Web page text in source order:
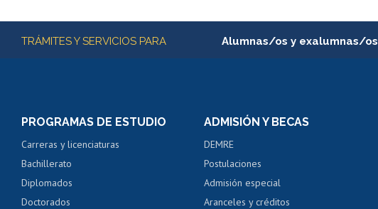
Más información
TRÁMITES Y SERVICIOS PARA Alumnas/os y exalumnas/os
Servicio médico y dental
Pago de arancel y crédito alumnos
Pago de arancel y crédito exalumnos
PROGRAMAS DE ESTUDIO
Carreras y licenciaturas
Bachillerato
Diplomados
Doctorados
ADMISIÓN Y BECAS
DEMRE
Postulaciones
Admisión especial
Aranceles y créditos